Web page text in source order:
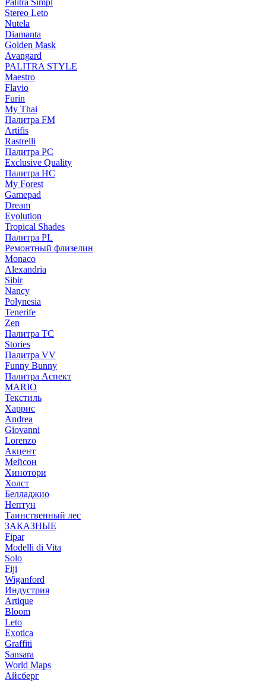
Palitra Simpl
Stereo Leto
Nutela
Diamanta
Golden Mask
Avangard
PALITRA STYLE
Maestro
Flavio
Furin
My Thai
Палитра FM
Artifis
Rastrelli
Палитра PC
Exclusive Quality
Палитра HС
My Forest
Gamepad
Dream
Evolution
Tropical Shades
Палитра PL
Ремонтный флизелин
Monaco
Alexandria
Sibir
Nancy
Polynesia
Tenerife
Zen
Палитра TC
Stories
Палитра VV
Funny Bunny
Палитра Аспект
MARIO
Текстиль
Харрис
Andrea
Giovanni
Lorenzo
Акцент
Мейсон
Хинотори
Холст
Белладжио
Нептун
Таинственный лес
ЗАКАЗНЫЕ
Fipar
Modelli di Vita
Solo
Fiji
Wiganford
Индустрия
Artique
Bloom
Leto
Exotica
Graffiti
Sansara
World Maps
Айсберг